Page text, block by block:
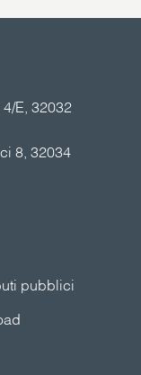
E, 32032
8, 32034
pubblici